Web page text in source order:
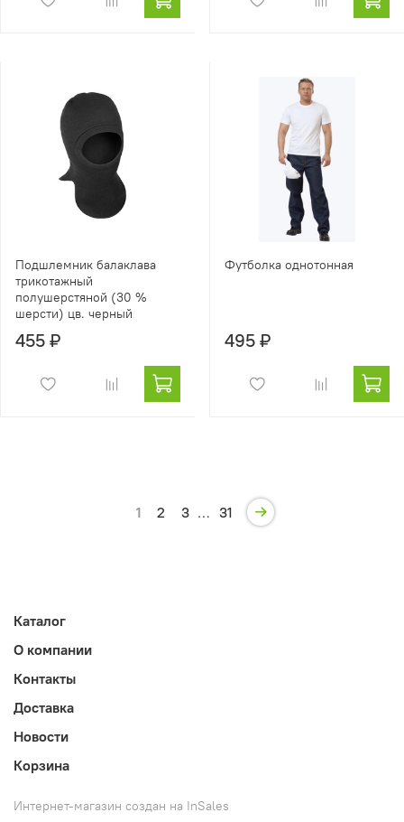
Подшлемник балаклава
трикотажный
полушерстяной (30 %
шерсти) цв. черный
455 ₽
Футболка однотонная
495 ₽
1 2 3 … 31
Каталог
О компании
Контакты
Доставка
Новости
Корзина
Интернет-магазин создан на InSales